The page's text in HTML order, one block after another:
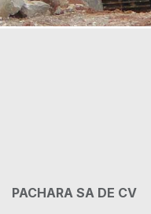
PACHARA SA DE CV